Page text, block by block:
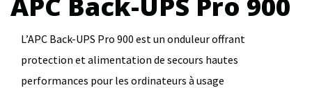
L’APC Back-UPS Pro 900 est un onduleur offrant
protection et alimentation de secours hautes
performances pour les ordinateurs à usage